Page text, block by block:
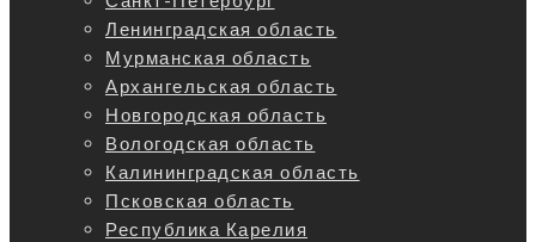
Ленинградская область
Мурманская область
Архангельская область
Новгородская область
Вологодская область
Калининградская область
Псковская область
Республика Карелия